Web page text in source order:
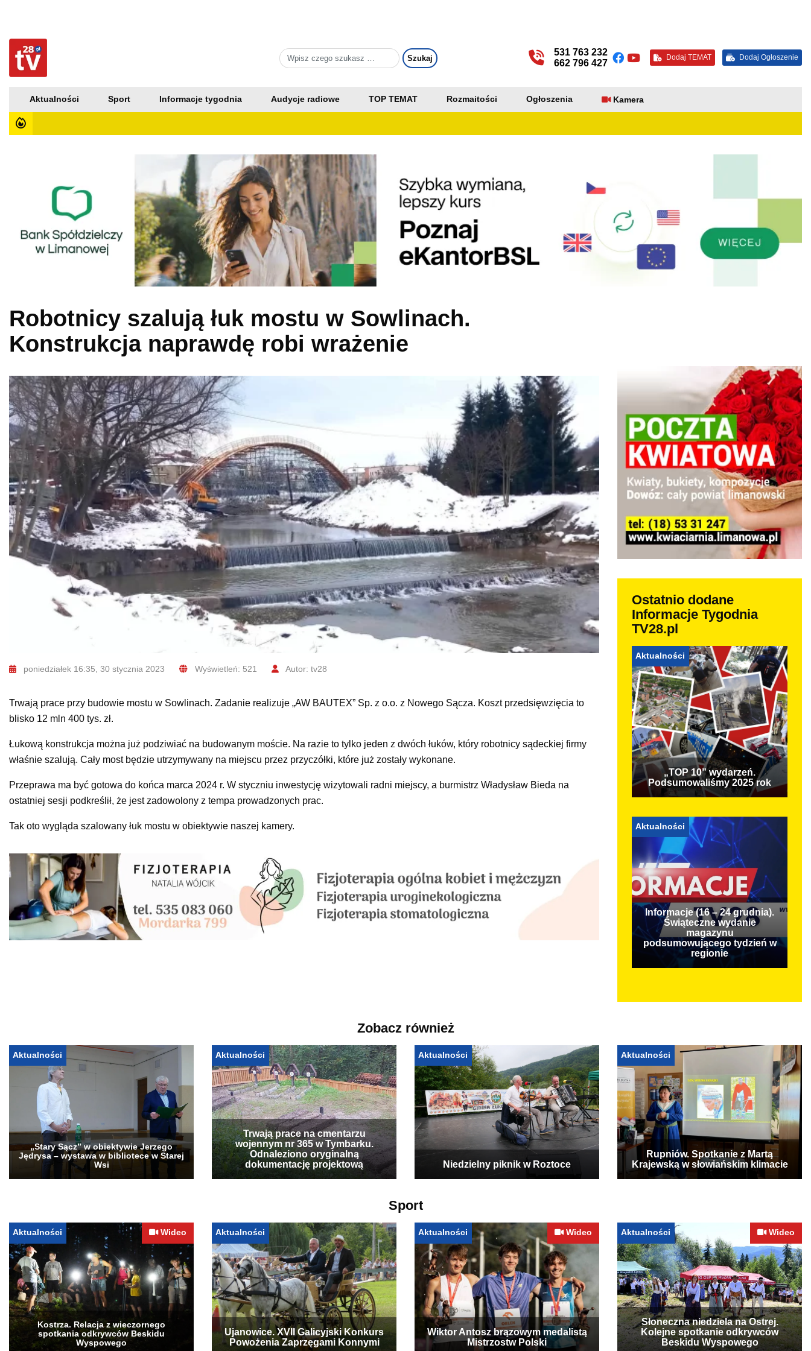
531 763 232
662 796 427
Dodaj TEMAT Dodaj Ogłoszenie
Aktualności Sport Informacje tygodnia Audycje radiowe TOP TEMAT Rozmaitości Ogłoszenia Kamera
Robotnicy szalują łuk mostu w Sowlinach.
Konstrukcja naprawdę robi wrażenie
poniedziałek 16:35, 30 stycznia 2023 Wyświetleń: 521 Autor: tv28
Trwają prace przy budowie mostu w Sowlinach. Zadanie realizuje „AW BAUTEX” Sp. z o.o. z Nowego Sącza. Koszt przedsięwzięcia to
blisko 12 mln 400 tys. zł.
Łukową konstrukcja można już podziwiać na budowanym moście. Na razie to tylko jeden z dwóch łuków, który robotnicy sądeckiej firmy
właśnie szalują. Cały most będzie utrzymywany na miejscu przez przyczółki, które już zostały wykonane.
Przeprawa ma być gotowa do końca marca 2024 r. W styczniu inwestycję wizytowali radni miejscy, a burmistrz Władysław Bieda na
ostatniej sesji podkreślił, że jest zadowolony z tempa prowadzonych prac.
Tak oto wygląda szalowany łuk mostu w obiektywie naszej kamery.
Ostatnio dodane
Informacje Tygodnia
TV28.pl
Aktualności
„TOP 10” wydarzeń.
Podsumowaliśmy 2025 rok
Aktualności
Informacje (16 – 24 grudnia).
Świąteczne wydanie
magazynu
podsumowującego tydzień w
regionie
Zobacz również
Aktualności
„Stary Sącz” w obiektywie Jerzego
Jędrysa – wystawa w bibliotece w Starej
Wsi
Aktualności
Trwają prace na cmentarzu
wojennym nr 365 w Tymbarku.
Odnaleziono oryginalną
dokumentację projektową
Aktualności
Niedzielny piknik w Roztoce
Aktualności
Rupniów. Spotkanie z Martą
Krajewską w słowiańskim klimacie
Sport
Aktualności Wideo
Kostrza. Relacja z wieczornego
spotkania odkrywców Beskidu
Wyspowego
Aktualności
Ujanowice. XVII Galicyjski Konkurs
Powożenia Zaprzęgami Konnymi
Aktualności Wideo
Wiktor Antosz brązowym medalistą
Mistrzostw Polski
Aktualności Wideo
Słoneczna niedziela na Ostrej.
Kolejne spotkanie odkrywców
Beskidu Wyspowego